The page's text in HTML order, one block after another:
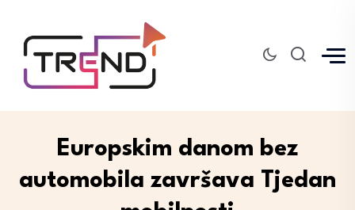
Europskim danom bez
automobila završava Tjedan